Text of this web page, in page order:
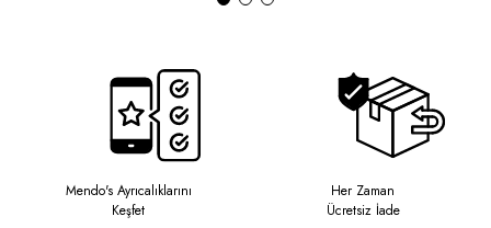
Mendo's Ayrıcalıklarını
Keşfet
Her Zaman
Ücretsiz İade